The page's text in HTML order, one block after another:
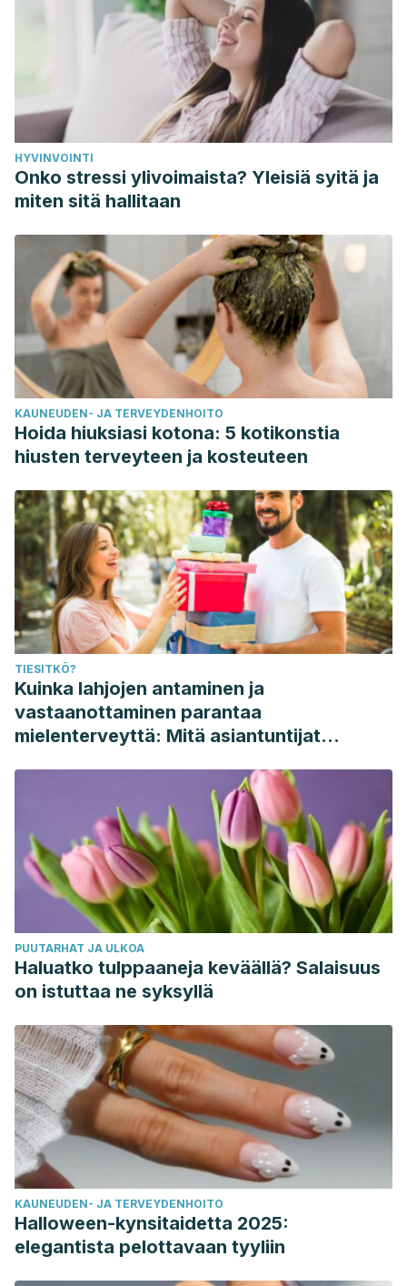
HYVINVOINTI
Onko stressi ylivoimaista? Yleisiä syitä ja
miten sitä hallitaan
KAUNEUDEN- JA TERVEYDENHOITO
Hoida hiuksiasi kotona: 5 kotikonstia
hiusten terveyteen ja kosteuteen
TIESITKÖ?
Kuinka lahjojen antaminen ja
vastaanottaminen parantaa
mielenterveyttä: Mitä asiantuntijat
PUUTARHAT JA ULKOA
Haluatko tulppaaneja keväällä? Salaisuus
on istuttaa ne syksyllä
KAUNEUDEN- JA TERVEYDENHOITO
Halloween-kynsitaidetta 2025:
elegantista pelottavaan tyyliin